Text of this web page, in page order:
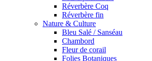
Réverbère Coq
Réverbère fin
Nature & Culture
Bleu Salé / Sanséau
Chambord
Fleur de corail
Folies Botaniques